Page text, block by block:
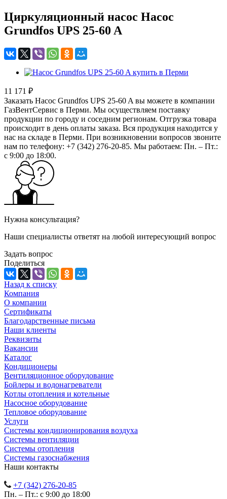
Циркуляционный насос Насос
Grundfos UPS 25-60 A
11 171 ₽
Заказать Насос Grundfos UPS 25-60 A вы можете в компании
ГазВентСервис в Перми. Мы осуществляем поставку
продукции по городу и соседним регионам. Отгрузка товара
происходит в день оплаты заказа. Вся продукция находится у
нас на складе в Перми. При возникновении вопросов звоните
нам по телефону: +7 (342) 276-20-85. Мы работаем: Пн. – Пт.:
с 9:00 до 18:00.
Нужна консультация?
Наши специалисты ответят на любой интересующий вопрос
Задать вопрос
Поделиться
Назад к списку
Компания
О компании
Сертификаты
Благодарственные письма
Наши клиенты
Реквизиты
Вакансии
Каталог
Кондиционеры
Вентиляционное оборудование
Бойлеры и водонагреватели
Котлы отопления и котельные
Насосное оборудование
Тепловое оборудование
Услуги
Системы кондиционирования воздуха
Системы вентиляции
Системы отопления
Системы газоснабжения
Наши контакты
+7 (342) 276-20-85
Пн. – Пт.: с 9:00 до 18:00